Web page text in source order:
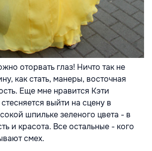
оторвать глаз! Ничто так не
как стать, манеры, восточная
Еще мне нравится Кэти
выйти на сцену в
шпильке зеленого цвета - в
и красота. Все остальные - кого
смех.